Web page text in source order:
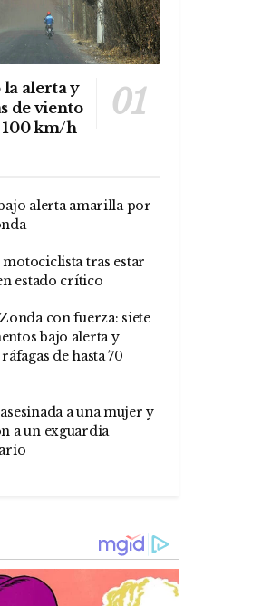
alerta y
de viento
100 km/h
alerta amarilla por
tras estar
estado crítico
con fuerza: siete
bajo alerta y
de hasta 70
a una mujer y
a un exguardia